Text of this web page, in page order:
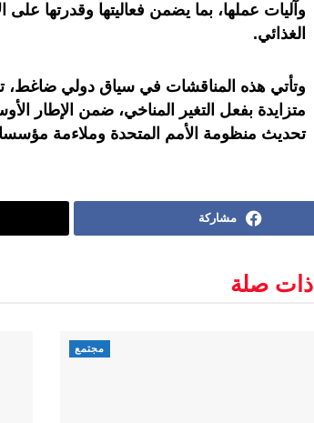
وآليات عملها، بما يضمن فعاليتها وقدرتها على
الغذائي.
وتأتي هذه المناقشات في سياق دولي ضاغط،
تحديث منظومة الأمم المتحدة وملاءمة
مشاركة
ذات صلة
مجتمع